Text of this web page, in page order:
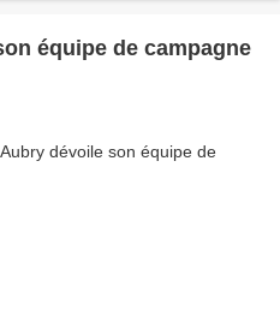
équipe de campagne